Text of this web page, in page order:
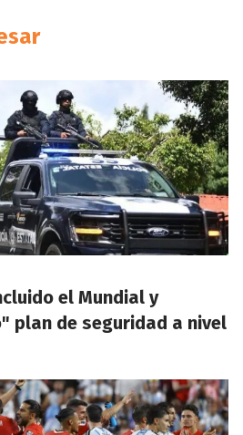
el Mundial y
plan de seguridad a nivel